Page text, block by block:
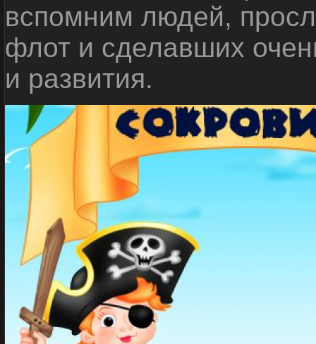
вспомним людей,
флот и сделавших
и развития.